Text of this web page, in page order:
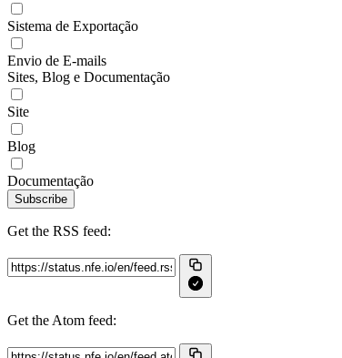
Sistema de Exportação
Envio de E-mails
Sites, Blog e Documentação
Site
Blog
Documentação
Subscribe
Get the RSS feed:
Get the Atom feed: